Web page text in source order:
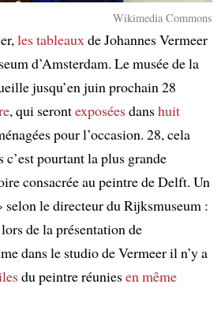
Wikimedia Commons
les tableauxde Johannes Vermeer
d’Amsterdam. Le musée de la
jusqu’en juin prochain 28
, qui serontexposéesdanshuit
pour l’occasion. 28, cela
c’est pourtant la plus grande
consacrée au peintre de Delft. Un
le directeur du Rijksmuseum :
de la présentation de
dans le studio de Vermeer il n’y a
du peintre réuniesen même